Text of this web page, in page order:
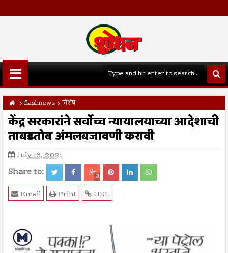
flashnews विशेष
केंद्र सरकारांने सर्वोच्च न्यायालयाच्या आदेशाची
ताबडतोब अंमलबजावणी करावी
July 16, 2021
Share to: 0
URL
Print
Email